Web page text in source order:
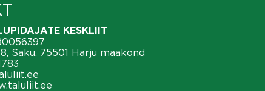
KESKLIIT
Saku, 75501 Harju maakond